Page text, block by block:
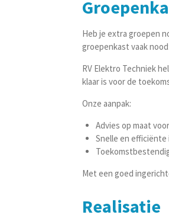
Heb je extra groepen
groepenkast vaak
RV Elektro Techniek
klaar is voor de
Onze aanpak:
Advies op maat
Snelle en
Met een goed
Realisatie